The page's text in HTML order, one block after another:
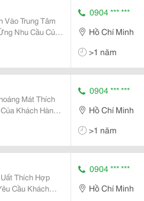
Vào Trung Tâm
0904 *** ***
Hồ Chí Minh
>1 năm
Mát Thích
0904 *** ***
Hồ Chí Minh
>1 năm
Thích Hợp
0904 *** ***
Hồ Chí Minh